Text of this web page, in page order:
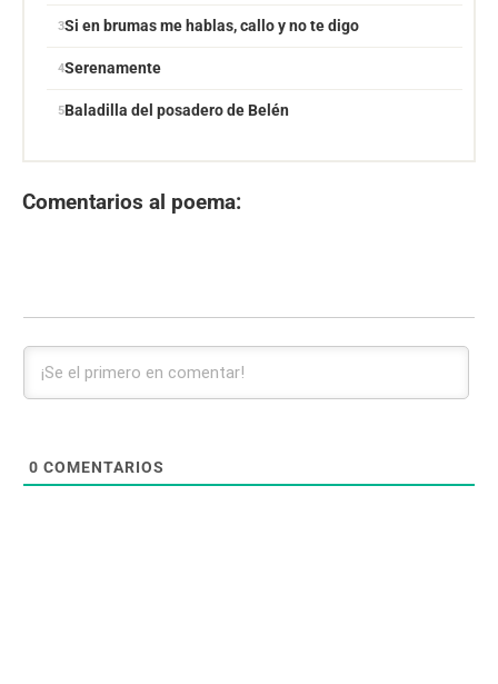
Si en brumas me hablas, callo y no te digo
Serenamente
Baladilla del posadero de Belén
Comentarios al poema:
0 COMENTARIOS